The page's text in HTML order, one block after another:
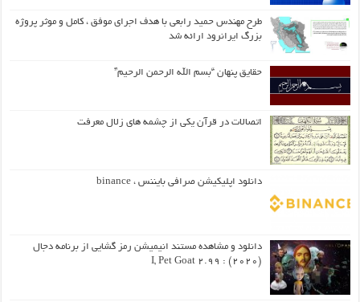
طرح مهندس حمید رابعی با هدف اجرای موفق ، کامل و موثر پروژه
بزرگ ایرانرود ارائه شد
حقایق پنهان “بسم الله الرحمن الرحیم”
اتصالات در قرآن یکی از چشمه های زلال معرفت
دانلود اپلیکیشن صرافی بایننس ، binance
دانلود و مشاهده مستند انیمیشن رمز گشایی از برنامه دجال
(۲۰۲۰) : I, Pet Goat 2.99